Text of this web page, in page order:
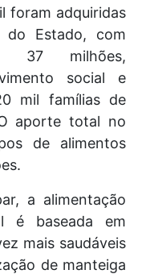
foram adquiridas
do Estado, com
37 milhões,
social e
mil famílias de
aporte total no
de alimentos
a alimentação
é baseada em
mais saudáveis
de manteiga